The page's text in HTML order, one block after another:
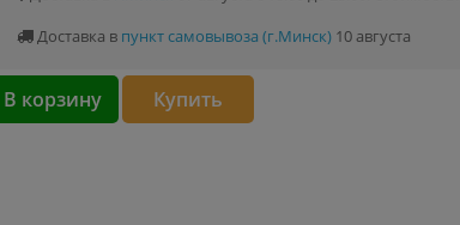
Доставка в пункт самовывоза (г.Минск)10 августа
В корзину Купить